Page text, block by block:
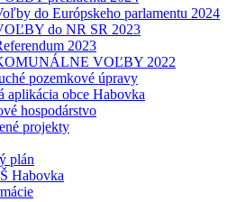
do Európskeho parlamentu 2024
do NR SR 2023
2023
VOĽBY 2022
pozemkové úpravy
aplikácia obce Habovka
hospodárstvo
projekty
plán
Habovka